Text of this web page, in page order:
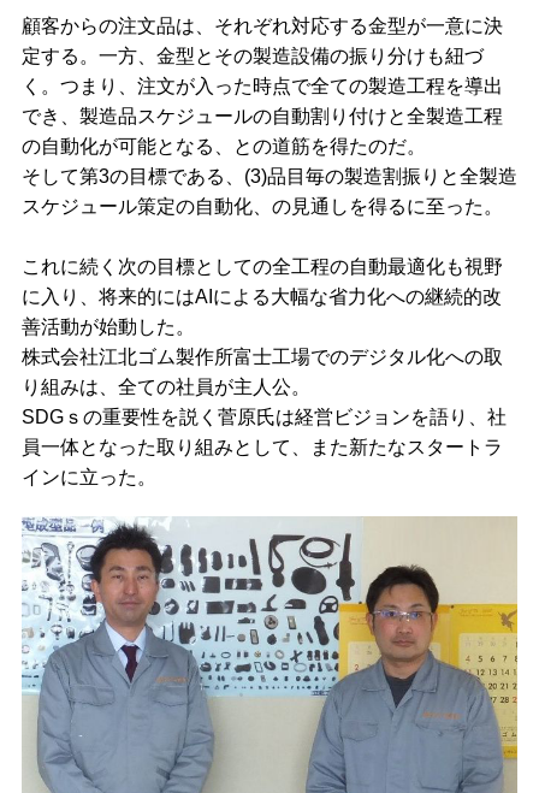
顧客からの注文品は、それぞれ対応する金型が一意に決
定する。一方、金型とその製造設備の振り分けも紐づ
く。つまり、注文が入った時点で全ての製造工程を導出
でき、製造品スケジュールの自動割り付けと全製造工程
の自動化が可能となる、との道筋を得たのだ。
そして第3の目標である、(3)品目毎の製造割振りと全製造
スケジュール策定の自動化、の見通しを得るに至った。
これに続く次の目標としての全工程の自動最適化も視野
に入り、将来的にはAIによる大幅な省力化への継続的改
善活動が始動した。
株式会社江北ゴム製作所富士工場でのデジタル化への取
り組みは、全ての社員が主人公。
SDGｓの重要性を説く菅原氏は経営ビジョンを語り、社
員一体となった取り組みとして、また新たなスタートラ
インに立った。